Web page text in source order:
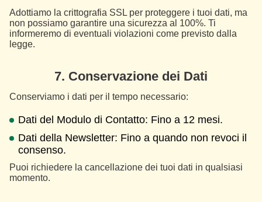
Adottiamo la crittografia SSL per proteggere i tuoi dati, ma
non possiamo garantire una sicurezza al 100%. Ti
informeremo di eventuali violazioni come previsto dalla
legge.
7. Conservazione dei Dati
Conserviamo i dati per il tempo necessario:
Dati del Modulo di Contatto: Fino a 12 mesi.
Dati della Newsletter: Fino a quando non revoci il
consenso.
Puoi richiedere la cancellazione dei tuoi dati in qualsiasi
momento.